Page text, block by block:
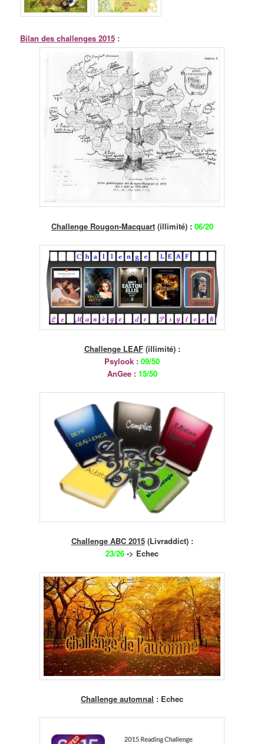
Bilan des challenges 2015 :
Challenge Rougon-Macquart(illimité) : 06/20
Challenge LEAF(illimité) :
Psylook : 09/50
AnGee : 15/50
Challenge ABC 2015(Livraddict) :
23/26 -> Echec
Challenge automnal : Echec